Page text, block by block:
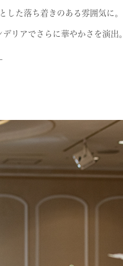
した落ち着きのある雰囲気に。
デリアでさらに華やかさを演出